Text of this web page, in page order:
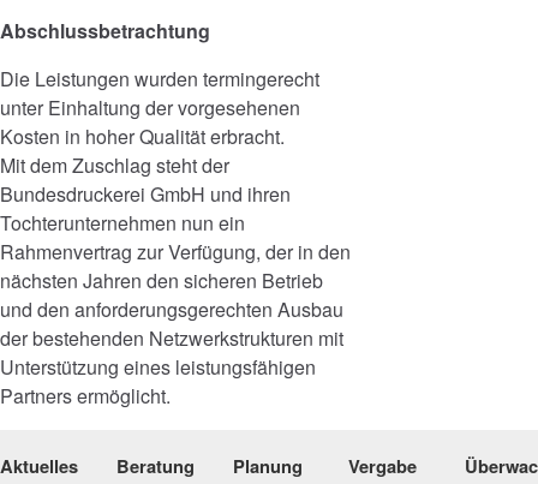
Abschlussbetrachtung
Die Leistungen wurden termingerecht
unter Einhaltung der vorgesehenen
Kosten in hoher Qualität erbracht.
Mit dem Zuschlag steht der
Bundesdruckerei GmbH und ihren
Tochterunternehmen nun ein
Rahmenvertrag zur Verfügung, der in den
nächsten Jahren den sicheren Betrieb
und den anforderungsgerechten Ausbau
der bestehenden Netzwerkstrukturen mit
Unterstützung eines leistungsfähigen
Partners ermöglicht.
Aktuelles Beratung Planung Vergabe